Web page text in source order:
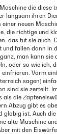
die diese
langsam ihren
neuen
die richtige und
das tut sie auch.
und fallen dann in
man kann
oder so wie ich,
einfrieren. Vorm
sagen)
sind sie zerteilt.
als die
Abzug gibt es
globig ist. Auch
alte Maschine
mit den